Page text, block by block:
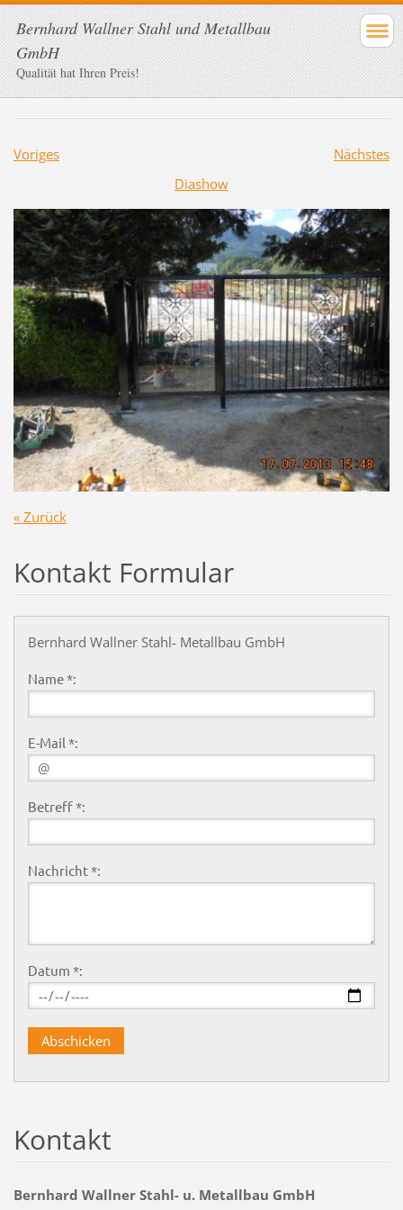
Bernhard Wallner Stahl und Metallbau
GmbH
Qualität hat Ihren Preis!
Voriges
Nächstes
Diashow
« Zurück
Kontakt Formular
Bernhard Wallner Stahl- Metallbau GmbH
Name *:
E-Mail *:
Betreff *:
Nachricht *:
Datum *:
Kontakt
Bernhard Wallner Stahl- u. Metallbau GmbH